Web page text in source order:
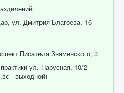
ул. Дмитрия Благоева, 16
Писателя Знаменского, 3
ул. Парусная, 10/2
- выходной)